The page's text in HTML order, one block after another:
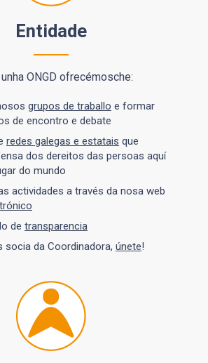
Entidade
ONGD ofrecémosche:
grupos de traballo e formar
de encontro e debate
redes galegas e estatais que
dos dereitos das persoas aquí
do mundo
actividades a través da nosa web
de transparencia
socia da Coordinadora, únete!